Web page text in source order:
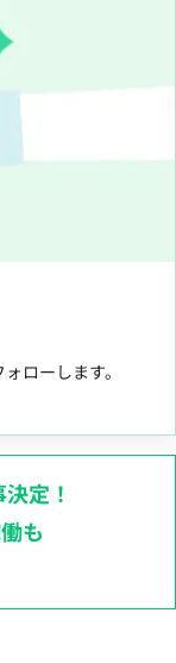
ローします。
定！
も